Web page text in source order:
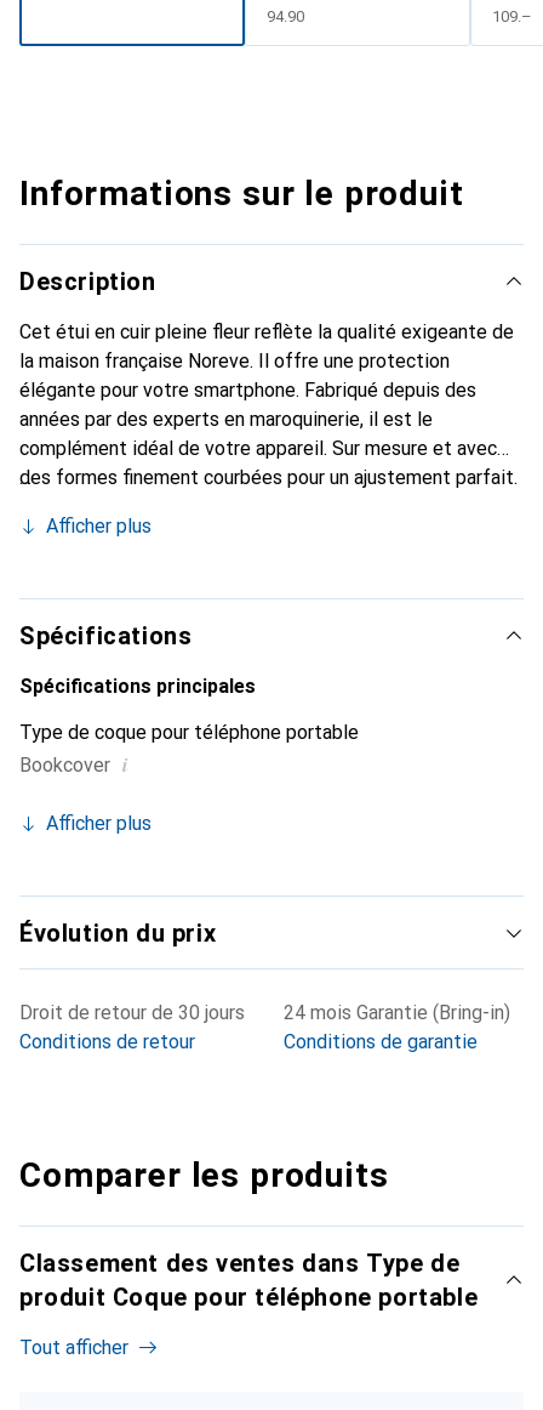
CHF
94.90 CHF
109.–
Informations sur le produit
Description
Cet étui en cuir pleine fleur reflète la qualité exigeante de
la maison française Noreve. Il offre une protection
élégante pour votre smartphone. Fabriqué depuis des
années par des experts en maroquinerie, il est le
complément idéal de votre appareil. Sur mesure et avec
des formes finement courbées pour un ajustement parfait.
smartphone. La marque Noreve est reconnue
est toujours un excellent choix pour le client exigeant.
Afficher plus
Spécifications
Spécifications principales
Type de coque pour téléphone portable
Bookcover i
Afficher plus
Évolution du prix
Droit de retour de 30 jours
Conditions de retour
24 mois Garantie (Bring-in)
Conditions de garantie
Comparer les produits
Classement des ventes dans Type de
produit Coque pour téléphone portable
Tout afficher